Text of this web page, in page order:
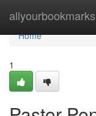
allyourbookmarks
Home
Home
1